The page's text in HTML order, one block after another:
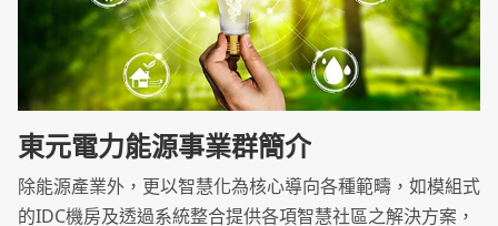
東元電力能源事業群簡介
除能源產業外，更以智慧化為核心導向各種範疇，如模組式
的IDC機房及透過系統整合提供各項智慧社區之解決方案，